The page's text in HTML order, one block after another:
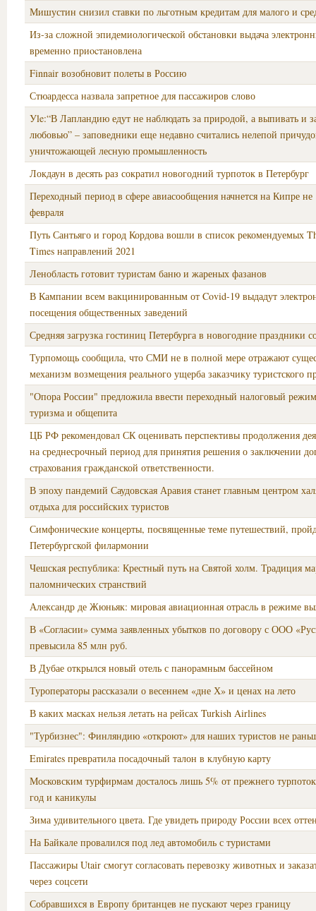
Мишустин снизил ставки по льготным кредитам для малого и
Из-за сложной эпидемиолoгической обстановки выдача
временнo приocтановлена
Finnair возобновит полеты в Россию
Стюардесса назвала запретное для пассажиров слово
Уle:“В Лапландию едут не наблюдать за природой, а выпивать и
любовью” – заповедники еще недавно считались нелепой
уничтожающей лесную промышленность
Локдаун в десять раз сократил новогодний турпоток в Петербург
Переходный период в сфере авиасообщения начнется на Кипре не
февраля
Путь Сантьяго и город Кордова вошли в список рекомендуемых
Times направлений 2021
Ленобласть готовит туристам баню и жареных фазанов
В Кампании всем вакцинированным от Covid-19 выдадут
посещения общественных заведений
Средняя загрузка гостиниц Петербурга в новогодние праздники
Турпомощь сообщила, что СМИ не в полной мере отражают
механизм возмещения реального ущерба заказчику туристского
"Опора России" предложила ввести переходный налоговый
туризма и общепита
ЦБ РФ рекомендовал СК оценивать перспективы продолжения
на среднесрочный период для принятия решения о заключении
страхования гражданской ответственности.
В эпоху пандемий Саудовская Аравия станет главным центром
отдыха для российских туристов
Симфонические концерты, посвященные теме путешествий,
Петербургской филармонии
Чешская республика: Крестный путь на Святой холм. Традиция
паломнических странствий
Александр де Жюньяк: мировая авиационная отрасль в режиме
В «Согласии» сумма заявленных убытков по договору с ООО
превысила 85 млн руб.
В Дубае открылся новый отель с панорамным бассейном
Туроператоры рассказали о весеннем «дне Х» и ценах на лето
В каких масках нельзя летать на рейсах Turkish Airlines
"Турбизнес": Финляндию «откроют» для наших туристов не
Emirates превратила посадочный талон в клубную карту
Московским турфирмам досталось лишь 5% от прежнего
год и каникулы
Зима удивительного цвета. Где увидеть природу России всех
На Байкале провалился под лед автомобиль с туристами
Пассажиры Utair смогут согласовать перевозку животных и
через соцсети
Собравшихся в Европу британцев не пускают через границу